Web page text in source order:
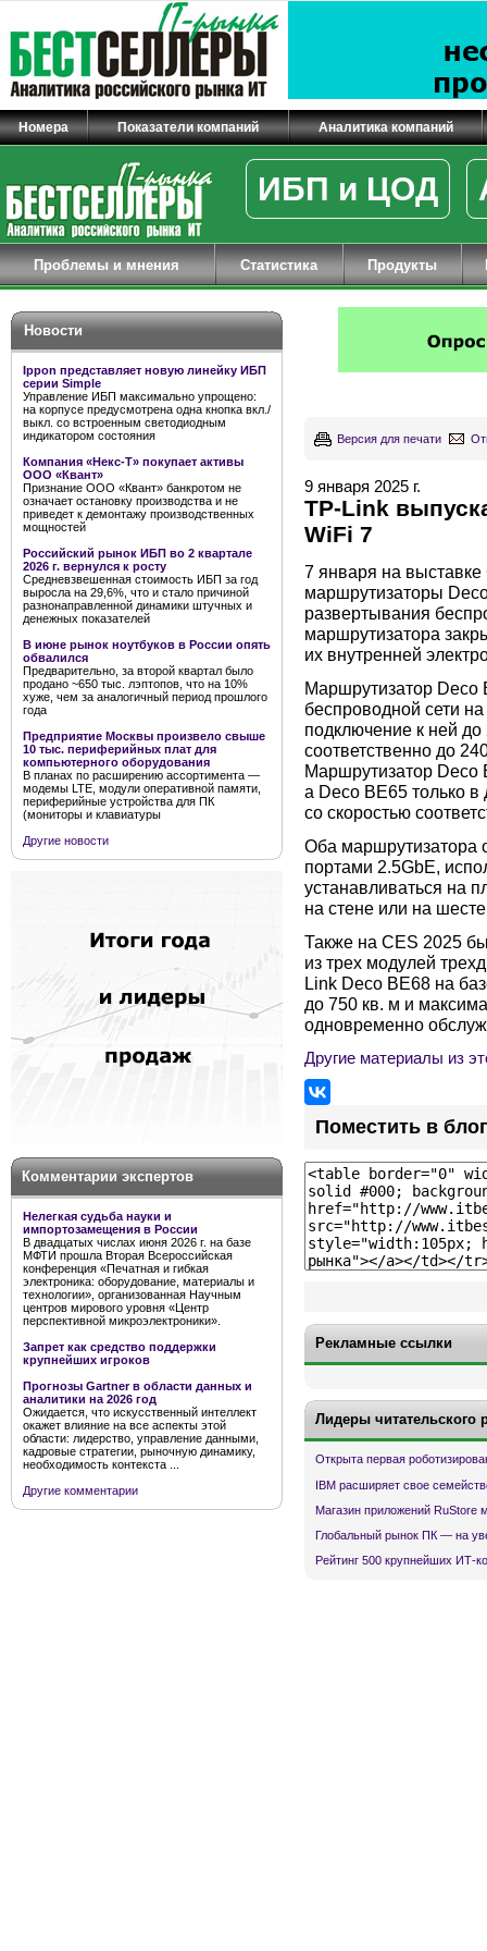
Номера Показатели компаний Аналитика компаний
ИБП и ЦОД
Проблемы и мнения Статистика Продукты
Новости
Ippon представляет новую линейку ИБП
серии Simple
Управление ИБП максимально упрощено:
на корпусе предусмотрена одна кнопка вкл./
выкл. со встроенным светодиодным
индикатором состояния
Компания «Некс-Т» покупает активы
ООО «Квант»
Признание ООО «Квант» банкротом не
означает остановку производства и не
приведет к демонтажу производственных
мощностей
Российский рынок ИБП во 2 квартале
2026 г. вернулся к росту
Средневзвешенная стоимость ИБП за год
выросла на 29,6%, что и стало причиной
разнонаправленной динамики штучных и
денежных показателей
В июне рынок ноутбуков в России опять
обвалился
Предварительно, за второй квартал было
продано ~650 тыс. лэптопов, что на 10%
хуже, чем за аналогичный период прошлого
года
Предприятие Москвы произвело свыше
10 тыс. периферийных плат для
компьютерного оборудования
В планах по расширению ассортимента —
модемы LTE, модули оперативной памяти,
периферийные устройства для ПК
(мониторы и клавиатуры
Другие новости
Комментарии экспертов
Нелегкая судьба науки и
импортозамещения в России
В двадцатых числах июня 2026 г. на базе
МФТИ прошла Вторая Всероссийская
конференция «Печатная и гибкая
электроника: оборудование, материалы и
технологии», организованная Научным
центров мирового уровня «Центр
перспективной микроэлектроники».
Запрет как средство поддержки
крупнейших игроков
Прогнозы Gartner в области данных и
аналитики на 2026 год
Ожидается, что искусственный интеллект
окажет влияние на все аспекты этой
области: лидерство, управление данными,
кадровые стратегии, рыночную динамику,
необходимость контекста ...
Другие комментарии
Версия для печати
9 января 2025 г.
TP-Link
WiFi 7
7 января на
маршрутизаторы
развертывания
маршрутизатора
их внутренней
Маршрутизатор Deco
беспроводной сети
подключение к ней
соответственно до
Маршрутизатор Deco
а Deco BE65 только
со скоростью
Оба маршрутизатора
портами 2.5GbE,
устанавливаться на
на стене или на
Также на CES 2025
из трех модулей
Link Deco BE68 на
до 750 кв. м и
одновременно
Другие материалы из
Поместить в блог
Рекламные ссылки
Лидеры читательского
Открыта первая
IBM расширяет свое
Магазин приложений RuStore
Глобальный рынок ПК — на
Рейтинг 500 крупнейших ИТ-